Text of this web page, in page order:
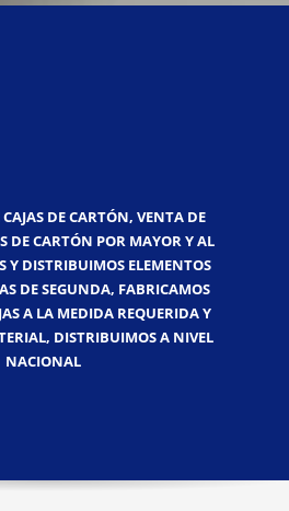
DE CARTÓN, VENTA DE
DE CARTÓN POR MAYOR Y AL
Y DISTRIBUIMOS ELEMENTOS
DE SEGUNDA, FABRICAMOS
A LA MEDIDA REQUERIDA Y
DISTRIBUIMOS A NIVEL
NACIONAL